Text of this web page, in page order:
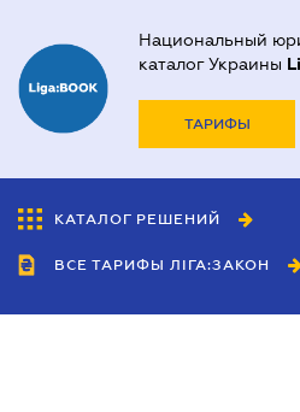
Национальный
каталог Украины
ТАРИФЫ
КАТАЛОГ РЕШЕНИЙ
ВСЕ ТАРИФЫ ЛІГА:ЗАКОН